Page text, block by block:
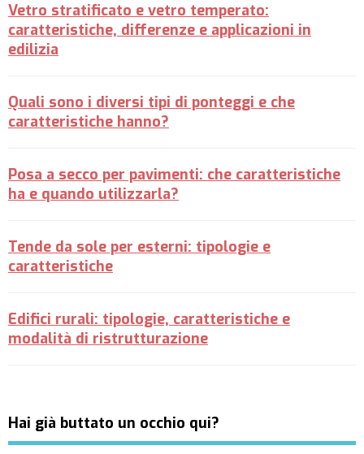
Vetro stratificato e vetro temperato:
caratteristiche, differenze e applicazioni in
edilizia
Quali sono i diversi tipi di ponteggi e che
caratteristiche hanno?
Posa a secco per pavimenti: che caratteristiche
ha e quando utilizzarla?
Tende da sole per esterni: tipologie e
caratteristiche
Edifici rurali: tipologie, caratteristiche e
modalità di ristrutturazione
Hai già buttato un occhio qui?